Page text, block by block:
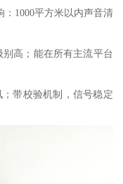
1000平方米以内声音清
别高；能在所有主流平台
带校验机制，信号稳定